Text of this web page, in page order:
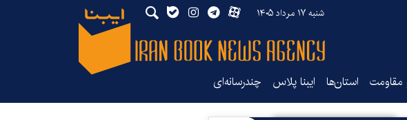
شنبه ۱۷ مرداد ۱۴۰۵
مقاومت استان‌ها ایبنا پلاس چندرسانه‌ای